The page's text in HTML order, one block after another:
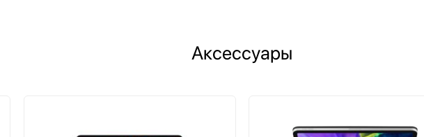
Аксессуары